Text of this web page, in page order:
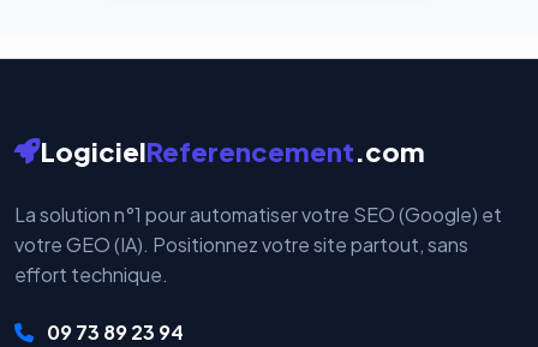
LogicielReferencement.com
La solution n°1 pour automatiser votre SEO (Google) et
votre GEO (IA). Positionnez votre site partout, sans
effort technique.
09 73 89 23 94